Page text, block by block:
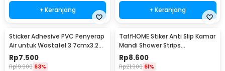
+ Keranjang + Keranjang
Sticker Adhesive PVC Penyerap
Air untuk Wastafel 3.7cmx3.2M
- CN1222
Rp7.500
Rp19.900 63%
TaffHOME Stiker Anti Slip Kamar
Mandi Shower Strips
20x380mm 6 PCS - TT-19
Rp8.600
Rp21.900 61%